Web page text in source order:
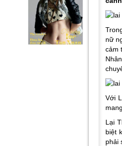
nữ
cảm
Với
Lại
biệt
phải